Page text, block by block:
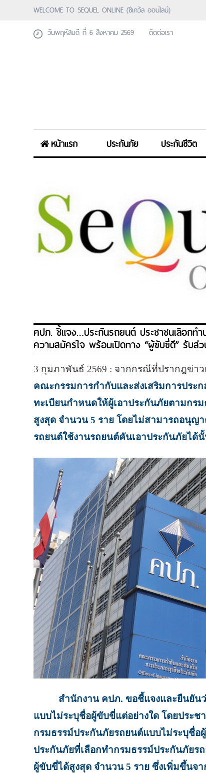
WELCOME TO SEQUEL ONLINE (ซีเคว้ล ออนไลน์)
วันพฤหัสบดี ที่ 6 สิงหาคม 2569
ติดต่อเรา
หน้าแรก ประกันภัย ประกันชีวิต
คปภ. ชี้แจง…ประกันรถยนต์ ประชาชนเลือกท
ความสมัครใจ พร้อมเปิดทาง “ผู้ขับขี่ดี” รับส่
3 กุมภาพันธ์ 2569 : จากกรณีที่ปรากฎข่า
คณะกรรมการกำกับและส่งเสริมการประ
ทะเบียนกำหนดให้ผู้เอาประกันภัยตามกร
สูงสุด จำนวน 5 ราย โดยไม่สามารถอนุญ
รถยนต์ใช้งานรถยนต์คันเอาประกันภัยได้
สำนักงาน คปภ. ขอชี้แจงและยืนยัน
แบบไม่ระบุชื่อผู้ขับขี่แต่อย่างใด โดยประช
กรมธรรม์ประกันภัยรถยนต์แบบไม่ระบุชื่
ประกันภัยที่เลือกทำกรมธรรม์ประกันภัย
ผู้ขับขี่ได้สูงสุด จำนวน 5 ราย ซึ่งเพิ่มขึ้นจา